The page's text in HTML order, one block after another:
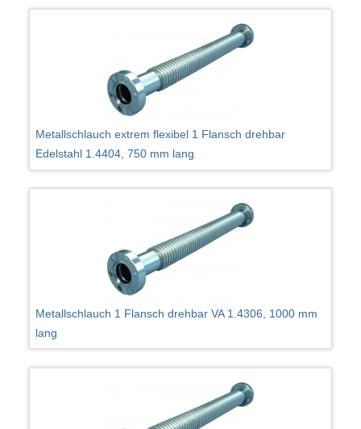
Metallschlauch extrem flexibel 1 Flansch drehbar
Edelstahl 1.4404, 750 mm lang
Metallschlauch 1 Flansch drehbar VA 1.4306, 1000 mm
lang